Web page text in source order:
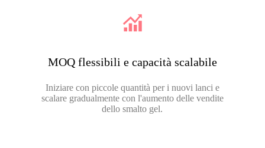
MOQ flessibili e capacità scalabile
Iniziare con piccole quantità per i nuovi lanci e
scalare gradualmente con l'aumento delle vendite
dello smalto gel.